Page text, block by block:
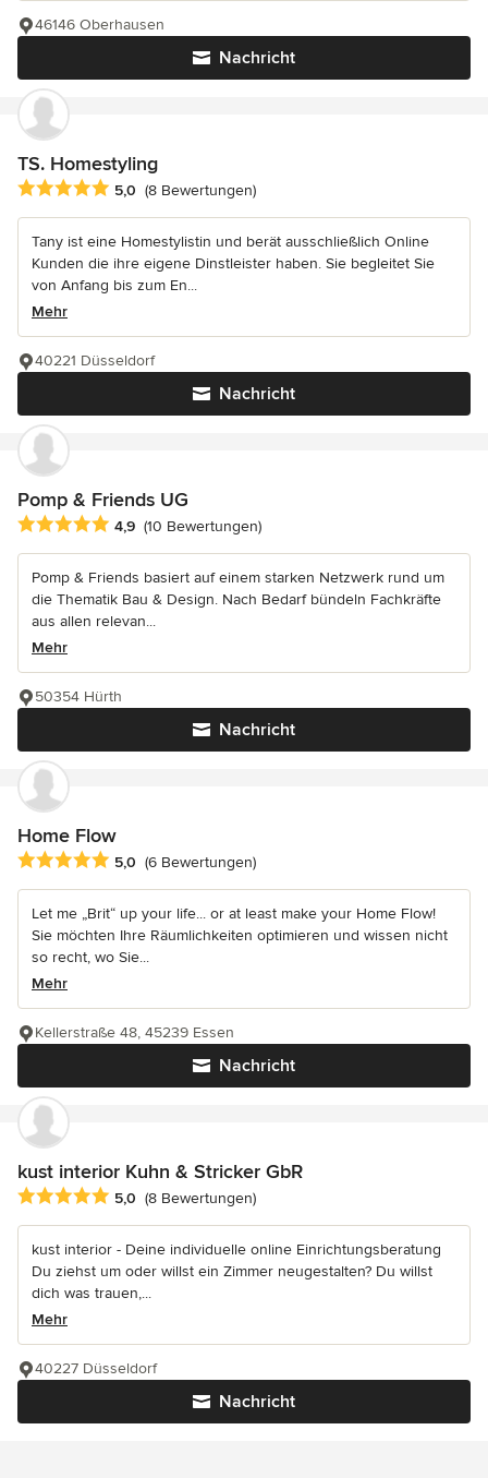
Nachricht
46146 Oberhausen
TS. Homestyling
Durchschnittliche Bewertung: 5 von 5 Sternen
5,0 (8 Bewertungen)
Tany ist eine Homestylistin und berät ausschließlich Online
Kunden die ihre eigene Dinstleister haben. Sie begleitet Sie
von Anfang bis zum En...
Mehr
Nachricht
40221 Düsseldorf
Pomp & Friends UG
Durchschnittliche Bewertung: 4.9 von 5 Sternen
4,9 (10 Bewertungen)
Pomp & Friends basiert auf einem starken Netzwerk rund um
die Thematik Bau & Design. Nach Bedarf bündeln Fachkräfte
aus allen relevan...
Mehr
Nachricht
50354 Hürth
Home Flow
Durchschnittliche Bewertung: 5 von 5 Sternen
5,0 (6 Bewertungen)
Let me „Brit“ up your life... or at least make your Home Flow!
Sie möchten Ihre Räumlichkeiten optimieren und wissen nicht
so recht, wo Sie...
Mehr
Nachricht
Kellerstraße 48, 45239 Essen
kust interior Kuhn & Stricker GbR
Durchschnittliche Bewertung: 5 von 5 Sternen
5,0 (8 Bewertungen)
kust interior - Deine individuelle online Einrichtungsberatung
Du ziehst um oder willst ein Zimmer neugestalten? Du willst
dich was trauen,...
Mehr
Nachricht
40227 Düsseldorf